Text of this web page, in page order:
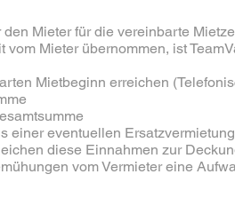
Mieter für die vereinbarte
Mieter übernommen, ist
Mietbeginn erreichen
eventuellen
diese Einnahmen zur
vom Vermieter eine